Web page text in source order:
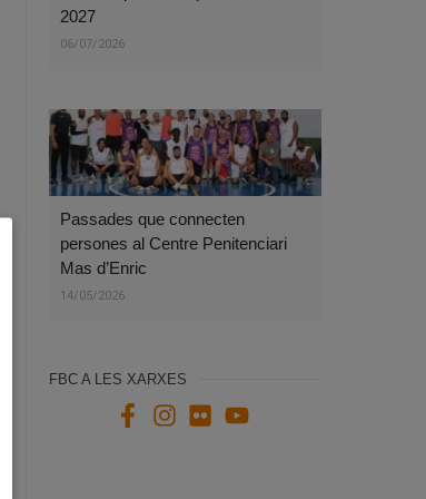
2027
06/07/2026
Passades que connecten
persones al Centre Penitenciari
Mas d’Enric
14/05/2026
FBC A LES XARXES